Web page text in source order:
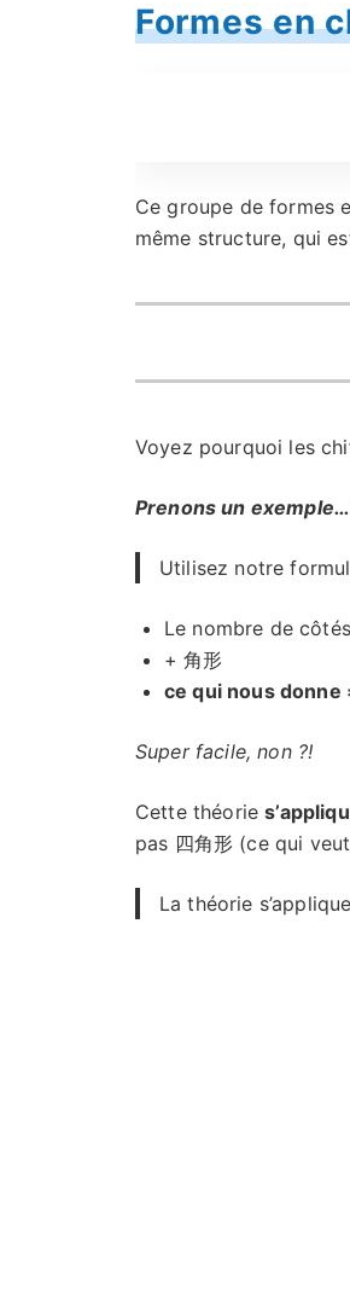
Formes en
Ce groupe de formes
même structure, qui
Voyez pourquoi les
Prenons un
Utilisez notre
Le nombre de
+ 角形
ce qui nous donne
Super facile, non ?!
Cette théorie
pas 四角形 (ce qui
La théorie